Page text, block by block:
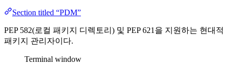
Section titled “PDM”
PEP 582(로컬 패키지 디렉토리) 및 PEP 621을 지원하는 현대적
패키지 관리자이다.
Terminal window